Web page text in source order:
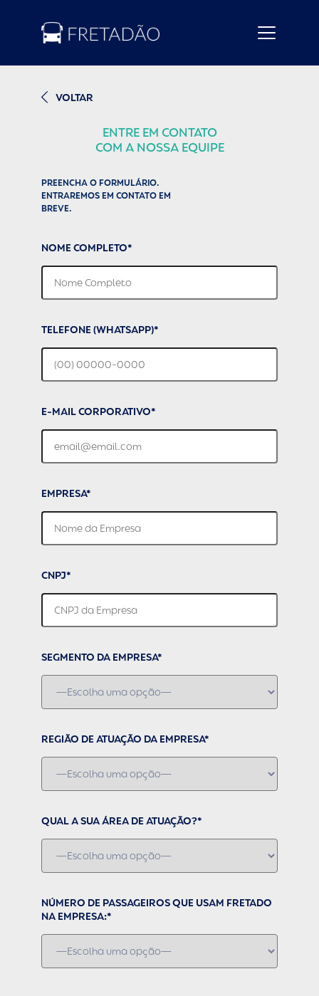
VOLTAR
ENTRE EM CONTATO
COM A NOSSA EQUIPE
PREENCHA O FORMULÁRIO.
ENTRAREMOS EM CONTATO EM
BREVE.
NOME COMPLETO*
TELEFONE (WHATSAPP)*
E-MAIL CORPORATIVO*
EMPRESA*
CNPJ*
SEGMENTO DA EMPRESA*
REGIÃO DE ATUAÇÃO DA EMPRESA*
QUAL A SUA ÁREA DE ATUAÇÃO?*
NÚMERO DE PASSAGEIROS QUE USAM FRETADO
NA EMPRESA:*